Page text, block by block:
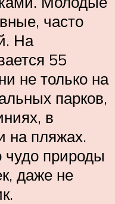
часто
На
55
не только на
парков,
в
на пляжах.
чудо природы
даже не